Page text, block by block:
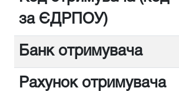
за ЄДРПОУ)
Банк отримувача
Рахунок отримувача